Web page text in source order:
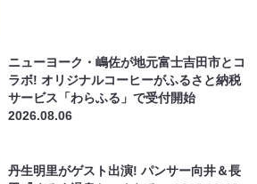
ニューヨーク・嶋佐が地元富士吉田市とコ
ラボ! オリジナルコーヒーがふるさと納税
サービス「わらふる」で受付開始
2026.08.06
丹生明里がゲスト出演! パンサー向井＆長